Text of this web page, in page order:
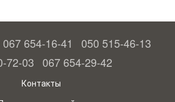
067 654-16-41
050 515-46-13
72-03 067 654-29-42
Контакты